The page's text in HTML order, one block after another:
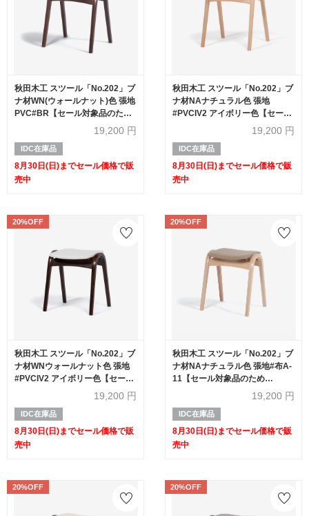
秋田木工 スツール「No.202」ブ
ナ材WN(ウォールナット)色 張地
PVC#BR【セール対象品のため
19,200 円
IDC在庫品
8月30日(日)までセール価格で販
売中
秋田木工 スツール「No.202」ブ
ナ材NAナチュラル色 張地
#PVCIV2 アイボリー色【セール
対象品のため20%OFF】19,200 円
IDC在庫品
8月30日(日)までセール価格で販
売中
20%OFF
秋田木工 スツール「No.202」ブ
ナ材WNウォールナット色 張地
#PVCIV2 アイボリー色【セール
対象品のため20%OFF】19,200 円
IDC在庫品
8月30日(日)までセール価格で販
売中
20%OFF
秋田木工 スツール「No.202」ブ
ナ材NAナチュラル色 張地#布A-
11【セール対象品のため
19,200 円
IDC在庫品
8月30日(日)までセール価格で販
売中
20%OFF 20%OFF